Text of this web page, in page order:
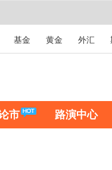
基金 黄金 外汇
市 路演中心